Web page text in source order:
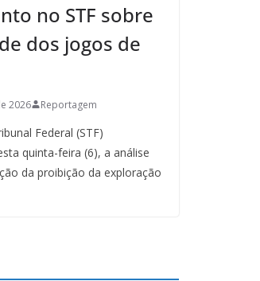
no STF sobre
dos jogos de
2026 Reportagem
Federal (STF)
quinta-feira (6), a análise
da proibição da exploração